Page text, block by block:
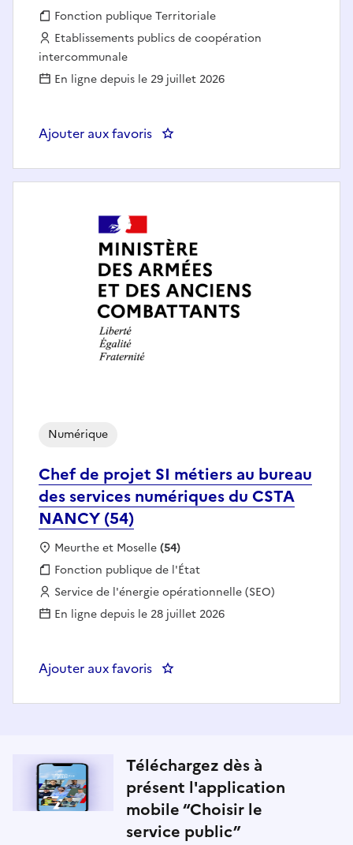
Fonction publique :
Fonction publique Territoriale
Employeur :
Etablissements publics de coopération
intercommunale
En ligne depuis le 29 juillet 2026
Ajouter aux favoris : Ingénieur expert en
Chef de projet SI métiers au bureau
des services numériques du CSTA
NANCY (54)
Numérique
Localisation :
Meurthe et Moselle(54)
Fonction publique :
Fonction publique de l'État
Employeur :
Service de l'énergie opérationnelle (SEO)
En ligne depuis le 28 juillet 2026
Ajouter aux favoris : Chef de projet SI métiers au
Téléchargez dès à
présent l'application
mobile “Choisir le
service public”